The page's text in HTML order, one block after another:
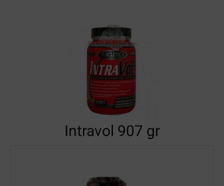
Intravol 907 gr